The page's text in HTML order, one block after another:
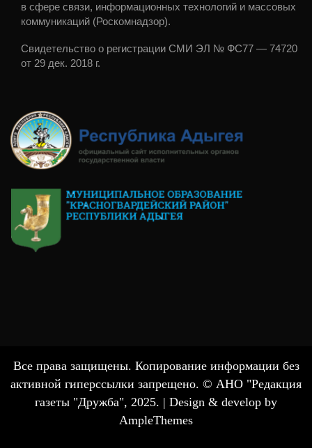
в сфере связи, информационных технологий и массовых
коммуникаций (Роскомнадзор).
Свидетельство о регистрации СМИ ЭЛ № ФС77 — 74720
от 29 дек. 2018 г.
Все права защищены. Копирование информации без
активной гиперссылки запрещено. © АНО "Редакция
газеты "Дружба", 2025. | Design & develop by
AmpleThemes